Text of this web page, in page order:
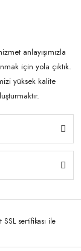
anlayışımızla
için yola çıktık.
yüksek kalite
sertifikası ile